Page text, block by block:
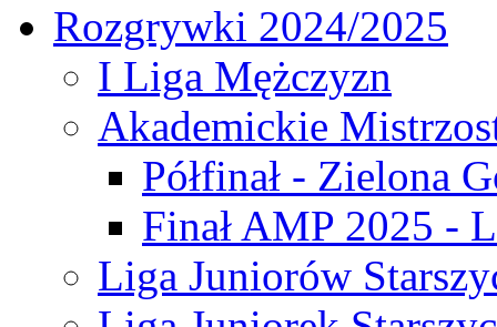
Rozgrywki 2024/2025
I Liga Mężczyzn
Akademickie
Półfinał - Zielona
Finał AMP 2025 -
Liga Juniorów